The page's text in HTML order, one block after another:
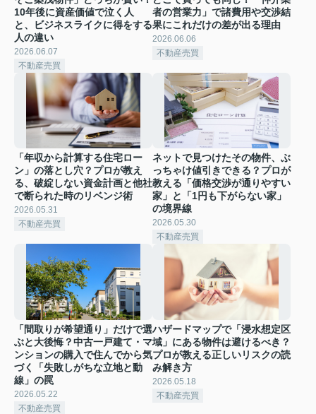
10年後に資産価値で泣く人
と、ビジネスライクに得をする
人の違い
2026.06.07
不動産売買
者の営業力」で諸費用や交渉結
果にこれだけの差が出る理由
2026.06.06
不動産売買
「年収から計算する住宅ロー
ン」の落とし穴？プロが教え
る、破綻しない資金計画と他社
で断られた時のリベンジ術
2026.05.31
不動産売買
ネットで見つけたその物件、ぶ
っちゃけ値引きできる？プロが
教える「価格交渉が通りやすい
家」と「1円も下がらない家」
の境界線
2026.05.30
不動産売買
「間取りが希望通り」だけで選
ぶと大後悔？中古一戸建て・マ
ンションの購入で住んでから気
づく「失敗しがちな立地と動
線」の罠
2026.05.22
不動産売買
ハザードマップで「浸水想定区
域」にある物件は避けるべき？
プロが教える正しいリスクの読
み解き方
2026.05.18
不動産売買